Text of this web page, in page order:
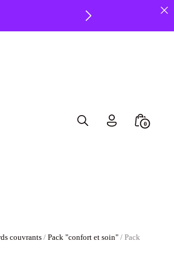
Search
0
couvrants /Pack "confort et soin" / Pack